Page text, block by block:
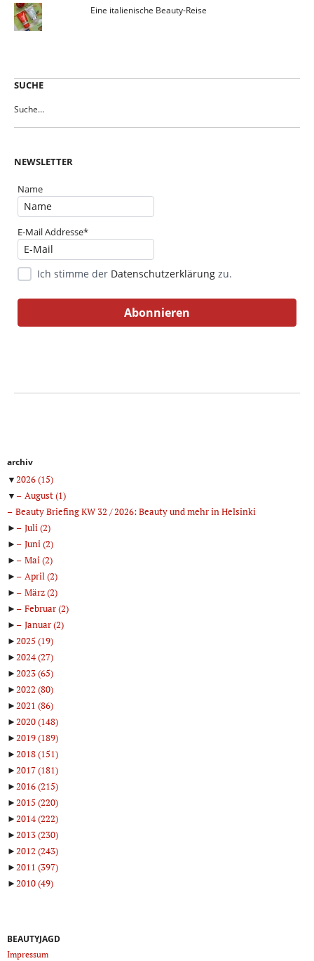
Eine italienische Beauty-Reise
SUCHE
NEWSLETTER
Name
E-Mail Addresse*
Ich stimme der Datenschutzerklärung zu.
archiv
▼2026(15)
▼
August(1)
Beauty Briefing KW 32 / 2026: Beauty und mehr in Helsinki
►
Juli(2)
►
Juni(2)
►
Mai(2)
►
April(2)
►
März(2)
►
Februar(2)
►
Januar(2)
►2025 (19)
►2024(27)
►2023(65)
►2022 (80)
►2021 (86)
►2020(148)
►2019(189)
►2018(151)
►2017(181)
►2016(215)
►2015 (220)
►2014(222)
►2013(230)
►2012 (243)
►2011 (397)
►2010(49)
BEAUTYJAGD
Impressum